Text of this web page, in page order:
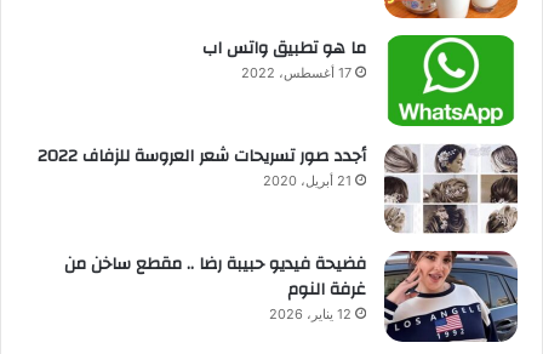
ما هو تطبيق واتس اب
17 أغسطس، 2022
أجدد صور تسريحات شعر العروسة للزفاف 2022
21 أبريل، 2020
فضيحة فيديو حبيبة رضا .. مقطع ساخن من
غرفة النوم
12 يناير، 2026